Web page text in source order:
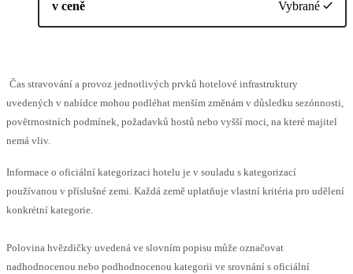
v ceně Vybrané
Čas stravování a provoz jednotlivých prvků hotelové infrastruktury
uvedených v nabídce mohou podléhat menším změnám v důsledku sezónnosti,
povětrnostních podmínek, požadavků hostů nebo vyšší moci, na které majitel
nemá vliv.
Informace o oficiální kategorizaci hotelu je v souladu s kategorizací
používanou v příslušné zemi. Každá země uplatňuje vlastní kritéria pro udělení
konkrétní kategorie.
Polovina hvězdičky uvedená ve slovním popisu může označovat
nadhodnocenou nebo podhodnocenou kategorii ve srovnání s oficiální